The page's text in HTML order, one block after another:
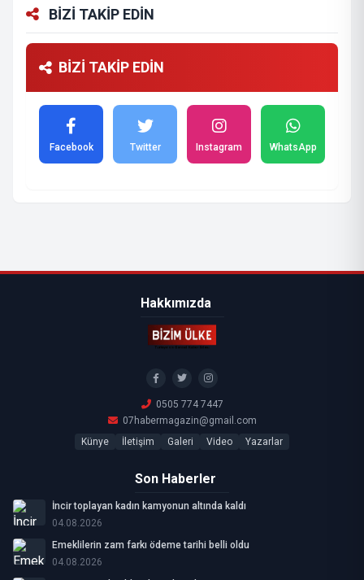
BİZİ TAKİP EDİN
BİZİ TAKİP EDİN
Facebook Twitter Instagram WhatsApp
Hakkımızda
0505 774 7447
07habermagazin@gmail.com
Künye
İletişim Galeri Video Yazarlar
Son Haberler
İncir toplayan kadın kamyonun altında kaldı
04.08.2026
Emeklilerin zam farkı ödeme tarihi belli oldu
04.08.2026